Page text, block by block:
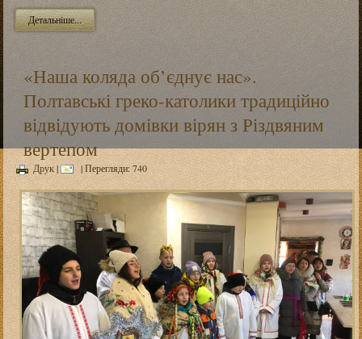
Детальніше...
«Наша коляда об’єднує нас».
Полтавські греко-католики традиційно
відвідують домівки вірян з Різдвяним
вертепом
Друк| | Перегляди: 740